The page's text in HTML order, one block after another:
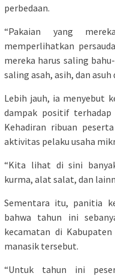
perbedaan.
“Pakaian yang
memperlihatkan
mereka harus saling
saling asah, asih, dan
Lebih jauh, ia menyebut
dampak positif terhadap
Kehadiran ribuan
aktivitas pelaku usaha
“Kita lihat di sini
kurma, alat salat, dan
Sementara itu, panitia
bahwa tahun ini
kecamatan di
manasik tersebut.
“Untuk tahun ini